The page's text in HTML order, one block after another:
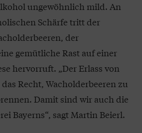
ungewöhnlich mild. An
Schärfe tritt der
der
gemütliche Rast auf einer
hervorruft. „Der Erlass von
Recht, Wacholderbeeren zu
Damit sind wir auch die
Bayerns“, sagt Martin Beierl.